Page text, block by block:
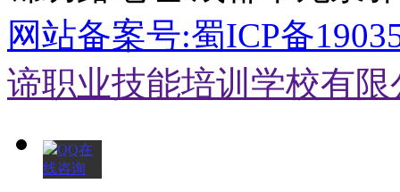
网站备案号:蜀ICP备
谛职业技能培训学校有
QQ在
线咨询